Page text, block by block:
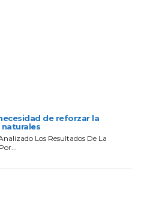
de reforzar la
Los Resultados De La